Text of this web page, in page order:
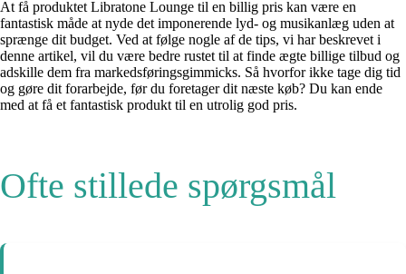
At få produktet Libratone Lounge til en billig pris kan være en
fantastisk måde at nyde det imponerende lyd- og musikanlæg uden at
sprænge dit budget. Ved at følge nogle af de tips, vi har beskrevet i
denne artikel, vil du være bedre rustet til at finde ægte billige tilbud og
adskille dem fra markedsføringsgimmicks. Så hvorfor ikke tage dig tid
og gøre dit forarbejde, før du foretager dit næste køb? Du kan ende
med at få et fantastisk produkt til en utrolig god pris.
Ofte stillede spørgsmål